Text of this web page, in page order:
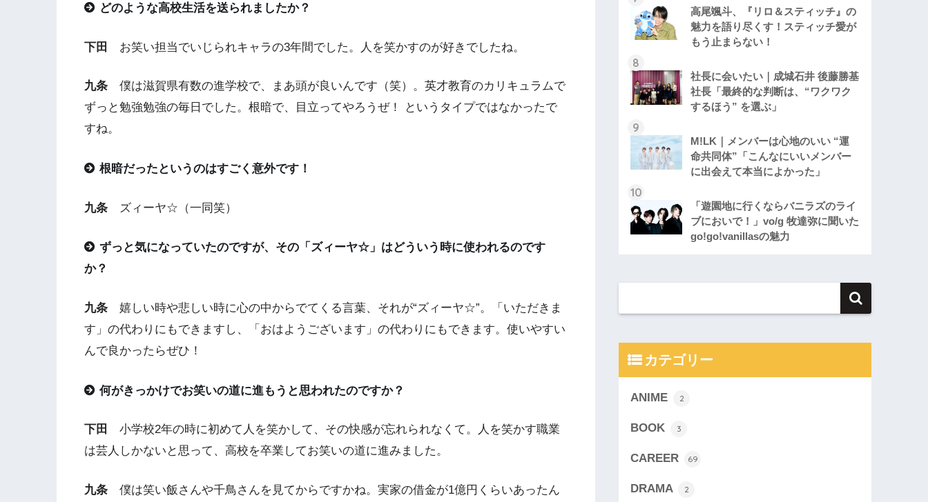
どのような高校生活を送られましたか？
下田 お笑い担当でいじられキャラの3年間でした。人を笑かすのが好きでしたね。
九条 僕は滋賀県有数の進学校で、まあ頭が良いんです（笑）。英才教育のカリキュラムで
ずっと勉強勉強の毎日でした。根暗で、目立ってやろうぜ！ というタイプではなかったで
すね。
根暗だったというのはすごく意外です！
九条 ズィーヤ☆（一同笑）
ずっと気になっていたのですが、その「ズィーヤ☆」はどういう時に使われるのです
か？
九条 嬉しい時や悲しい時に心の中からでてくる言葉、それが“ズィーヤ☆”。「いただきま
す」の代わりにもできますし、「おはようございます」の代わりにもできます。使いやすい
んで良かったらぜひ！
何がきっかけでお笑いの道に進もうと思われたのですか？
下田
小学校2年の時に初めて人を笑かして、その快感が忘れられなくて。人を笑かす職業
は芸人しかないと思って、高校を卒業してお笑いの道に進みました。
九条 僕は笑い飯さんや千鳥さんを見てからですかね。実家の借金が1億円くらいあったん
高尾颯斗、『リロ＆スティッチ』の
魅力を語り尽くす！スティッチ愛が
もう止まらない！
社長に会いたい｜成城石井 後藤勝基
社長「最終的な判断は、“ワクワク
するほう” を選ぶ」
M!LK｜メンバーは心地のいい “運
命共同体”「こんなにいいメンバー
に出会えて本当によかった」
「遊園地に行くならバニラズのライ
ブにおいで！」vo/g 牧達弥に聞いた
go!go!vanillasの魅力
カテゴリー
ANIME 2
BOOK 3
CAREER 69
DRAMA 2